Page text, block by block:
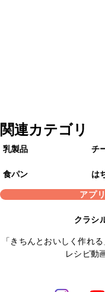
関連カテゴリ
乳製品 チ
食パン
は
アプ
クラシ
「きちんとおいしく作れ
レシピ動